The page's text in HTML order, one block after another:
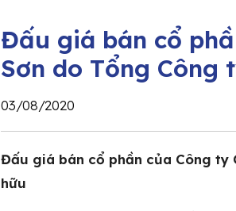
Đấu giá bán cổ
Sơn do Tổng Công
03/08/2020
Đấu giá bán cổ phần của Công ty
hữu